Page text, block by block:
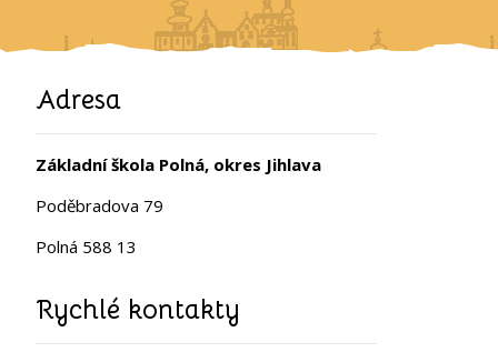
Adresa
Základní škola Polná, okres Jihlava
Poděbradova 79
Polná 588 13
Rychlé kontakty